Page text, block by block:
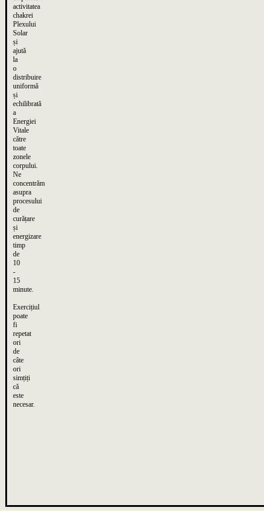
activitatea
chakrei
Plexului
Solar
și
ajută
la
o
distribuire
uniformă
și
echilibrată
a
Energiei
Vitale
către
toate
zonele
corpului.
Ne
concentrăm
asupra
procesului
de
curățare
și
energizare
timp
de
10
-
15
minute.
Exercițiul
poate
fi
repetat
ori
de
câte
ori
simțiți
că
este
necesar.